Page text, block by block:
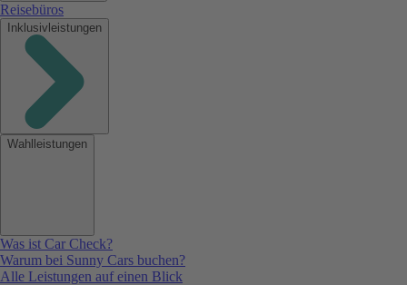
Reisebüros
Inklusivleistungen
Wahlleistungen
Was ist Car Check?
Warum bei Sunny Cars buchen?
Alle Leistungen auf einen Blick